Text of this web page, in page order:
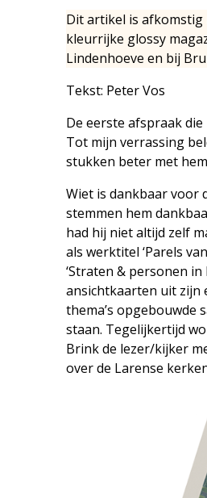
Dit artikel is afkomstig
kleurrijke glossy
Lindenhoeve en bij
Tekst: Peter Vos
De eerste afspraak
Tot mijn verrassing
stukken beter met
Wiet is dankbaar voor
stemmen hem
had hij niet altijd zelf
als werktitel ‘Parels
‘Straten & personen
ansichtkaarten uit zijn
thema’s opgebouwde
staan. Tegelijkertijd
Brink de lezer/kijker
over de Larense